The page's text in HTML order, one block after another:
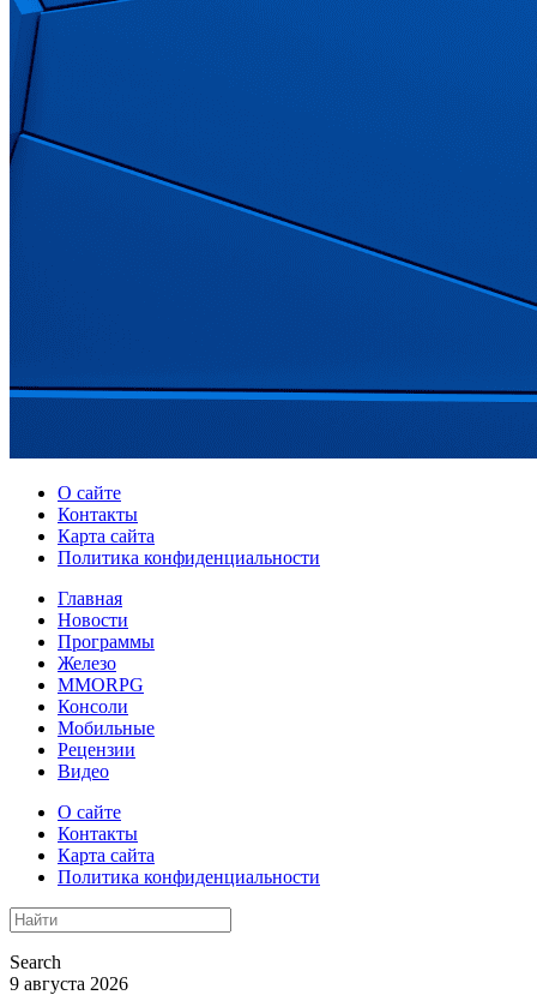
О сайте
Контакты
Карта сайта
Политика конфиденциальности
Главная
Новости
Программы
Железо
MMORPG
Консоли
Мобильные
Рецензии
Видео
О сайте
Контакты
Карта сайта
Политика конфиденциальности
Search
9 августа 2026